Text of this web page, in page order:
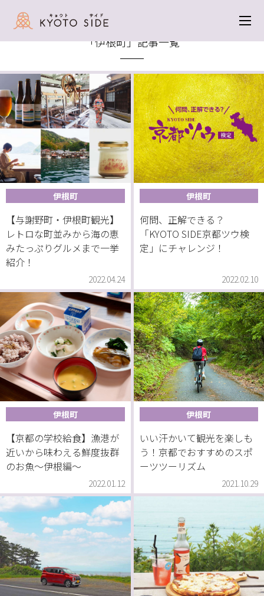
「伊根町」記事一覧
伊根町
【与謝野町・伊根町観光】
レトロな町並みから海の恵
みたっぷりグルメまで一挙
紹介！
2022.04.24
伊根町
何問、正解できる？
「KYOTO SIDE京都ツウ検
定」にチャレンジ！
2022.02.10
伊根町
【京都の学校給食】漁港が
近いから味わえる鮮度抜群
のお魚～伊根編～
2022.01.12
伊根町
いい汗かいて観光を楽しも
う！京都でおすすめのスポ
ーツツーリズム
2021.10.29